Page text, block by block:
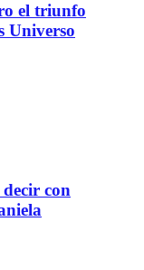
el triunfo
Universo
con